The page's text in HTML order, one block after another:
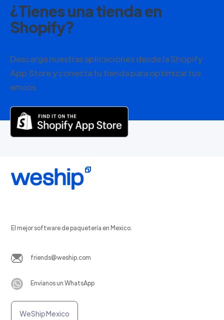
¿Tienes una tienda en
Shopify?
Descarga nuestras aplicaciones desde la Shopify
App Store y conecta tu tienda para optimizar tus
envíos.
El mejor software de paquetería en Mexico.
friends@weship.com
Envíanos un WhatsApp
WeShip Mexico